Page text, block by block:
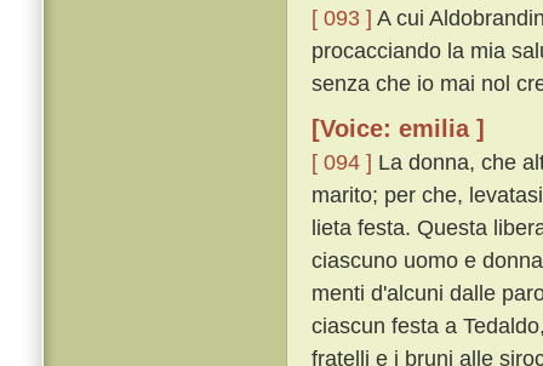
[ 093 ] A cui
procacciando la mia
senza che io mai nol
[Voice: emilia ]
[ 094 ] La donna, che
marito; per che,
lieta festa. Questa
ciascuno uomo e
menti d'alcuni dalle
ciascun festa a
fratelli e i bruni alle